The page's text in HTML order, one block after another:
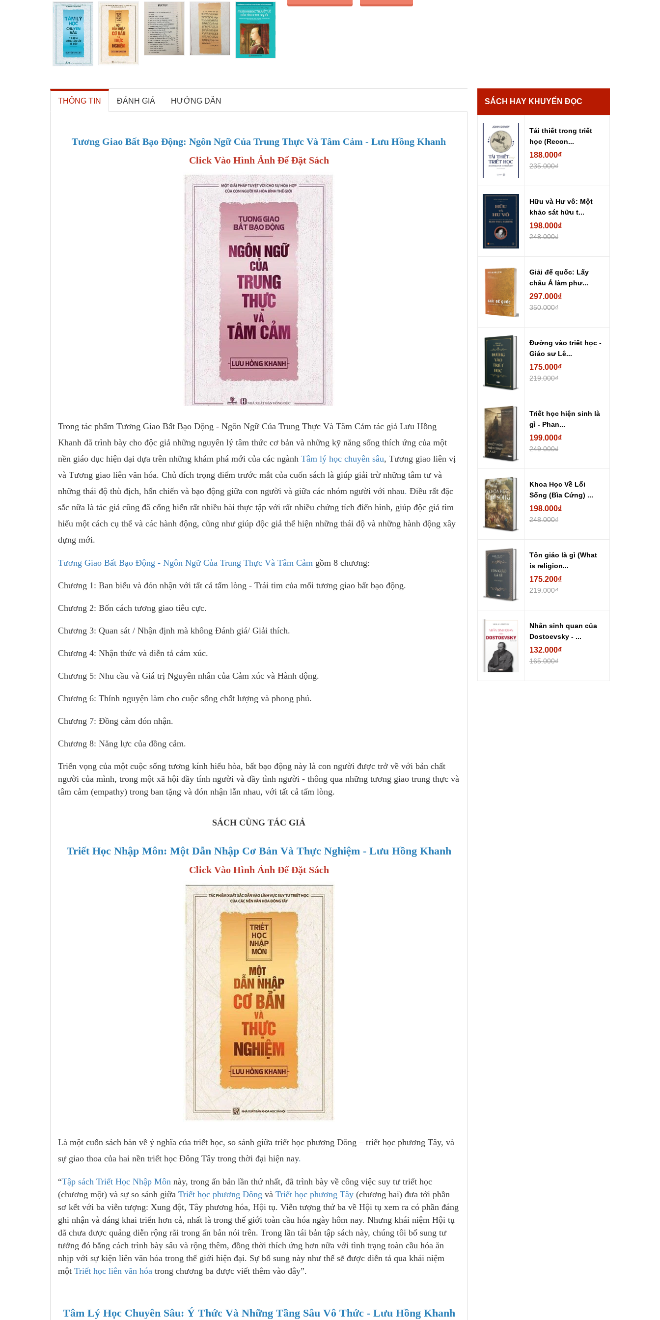
THÔNG TIN ĐÁNH GIÁ HƯỚNG DẪN
Tương Giao Bất Bạo Động: Ngôn Ngữ Của Trung Thực Và Tâm Cảm - Lưu Hồng Khanh
Click Vào Hình Ảnh Để Đặt Sách
Trong tác phẩm Tương Giao Bất Bạo Động - Ngôn Ngữ Của Trung Thực Và Tâm Cảm tác giả Lưu Hồng
Khanh đã trình bày cho độc giả những nguyên lý tâm thức cơ bản và những kỹ năng sống thích ứng của một
nền giáo dục hiện đại dựa trên những khám phá mới của các ngành Tâm lý học chuyên sâu, Tương giao liên vị
và Tương giao liên văn hóa. Chủ đích trọng điểm trước mắt của cuốn sách là giúp giải trừ những tâm tư và
những thái độ thù địch, hấn chiến và bạo động giữa con người và giữa các nhóm người với nhau. Điều rất đặc
sắc nữa là tác giả cũng đã cống hiến rất nhiều bài thực tập với rất nhiều chứng tích điển hình, giúp độc giả tìm
hiểu một cách cụ thể và các hành động, cũng như giúp độc giả thể hiện những thái độ và những hành động xây
dựng mới.
Tương Giao Bất Bạo Động - Ngôn Ngữ Của Trung Thực Và Tâm Cảm gồm 8 chương:
Chương 1: Ban biếu và đón nhận với tất cả tấm lòng - Trái tim của mối tương giao bất bạo động.
Chương 2: Bốn cách tương giao tiêu cực.
Chương 3: Quan sát / Nhận định mà không Đánh giá/ Giải thích.
Chương 4: Nhận thức và diễn tả cảm xúc.
Chương 5: Nhu cầu và Giá trị Nguyên nhân của Cảm xúc và Hành động.
Chương 6: Thỉnh nguyện làm cho cuộc sống chất lượng và phong phú.
Chương 7: Đồng cảm đón nhận.
Chương 8: Năng lực của đồng cảm.
Triển vọng của một cuộc sống tương kính hiếu hòa, bất bạo động này là con người được trở về với bản chất
người của mình, trong một xã hội đầy tính người và đầy tình người - thông qua những tương giao trung thực và
tâm cảm (empathy) trong ban tặng và đón nhận lẫn nhau, với tất cả tấm lòng.
SÁCH CÙNG TÁC GIẢ
Triết Học Nhập Môn: Một Dẫn Nhập Cơ Bản Và Thực Nghiệm - Lưu Hồng Khanh
Click Vào Hình Ảnh Để Đặt Sách
Là một cuốn sách bàn về ý nghĩa của triết học, so sánh giữa triết học phương Đông – triết học phương Tây, và
sự giao thoa của hai nền triết học Đông Tây trong thời đại hiện nay.
“Tập sách Triết Học Nhập Môn này, trong ấn bản lần thứ nhất, đã trình bày về công việc suy tư triết học
(chương một) và sự so sánh giữa Triết học phương Đông và Triết học phương Tây (chương hai) đưa tới phần
sơ kết với ba viễn tượng: Xung đột, Tây phương hóa, Hội tụ. Viễn tượng thứ ba về Hội tụ xem ra có phần đáng
ghi nhận và đáng khai triển hơn cả, nhất là trong thế giới toàn cầu hóa ngày hôm nay. Nhưng khái niệm Hội tụ
đã chưa được quảng diễn rộng rãi trong ấn bản nói trên. Trong lần tái bản tập sách này, chúng tôi bổ sung tư
tưởng đó bằng cách trình bày sâu và rộng thêm, đồng thời thích ứng hơn nữa với tình trạng toàn cầu hóa ăn
nhịp với sự kiện liên văn hóa trong thế giới hiện đại. Sự bổ sung này như thế sẽ được diễn tả qua khái niệm
một Triết học liên văn hóa trong chương ba được viết thêm vào đây”.
Tâm Lý Học Chuyên Sâu: Ý Thức Và Những Tầng Sâu Vô Thức - Lưu Hồng Khanh
SÁCH HAY KHUYẾN ĐỌC
Tái thiết trong triết
học (Recon...
188.000₫
235.000₫
Hữu và Hư vô: Một
khảo sát hữu t...
198.000₫
248.000₫
Giải đế quốc: Lấy
châu Á làm phư...
297.000₫
350.000₫
Đường vào triết học -
Giáo sư Lê...
175.000₫
219.000₫
Triết học hiện sinh là
gì - Phan...
199.000₫
249.000₫
Khoa Học Về Lối
Sống (Bìa Cứng) ...
198.000₫
248.000₫
Tôn giáo là gì (What
is religion...
175.200₫
219.000₫
Nhân sinh quan của
Dostoevsky - ...
132.000₫
165.000₫